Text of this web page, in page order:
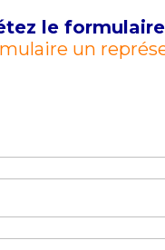
le
un